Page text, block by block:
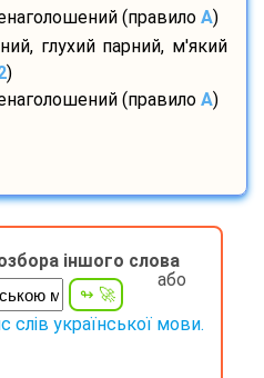
(правило A)
глухий парний, м'який
)
(правило A)
іншого слова
або
слів української мови.